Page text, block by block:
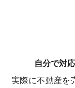
自分で対
実際に不動産を